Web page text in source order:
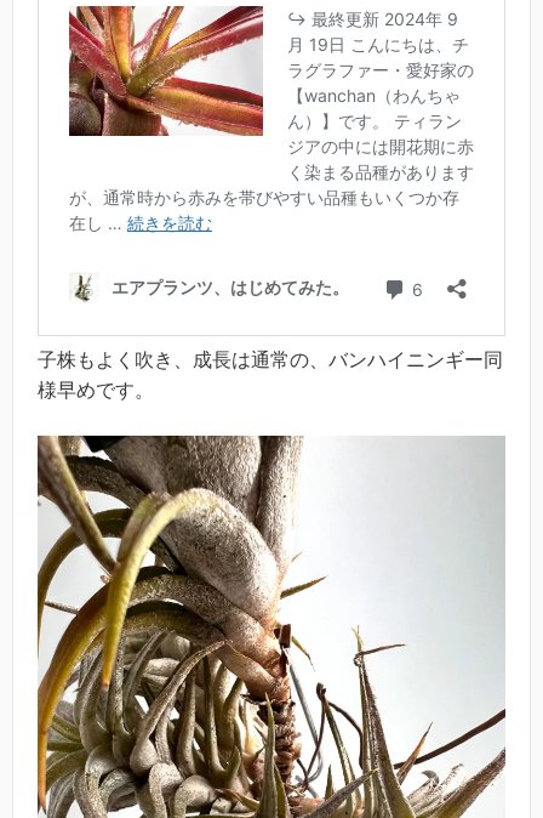
子株もよく吹き、成長は通常の、バンハイニンギー同
様早めです。